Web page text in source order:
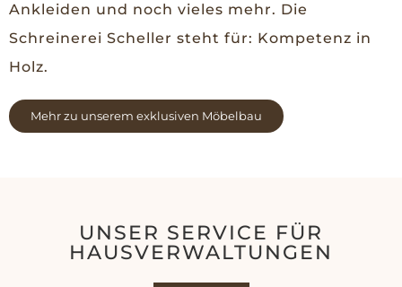
Ankleiden und noch vieles mehr. Die
Schreinerei Scheller steht für: Kompetenz in
Holz.
Mehr zu unserem exklusiven Möbelbau
UNSER SERVICE FÜR
HAUSVERWALTUNGEN